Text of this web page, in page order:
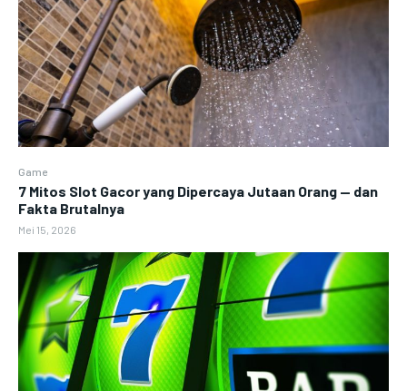
Game
7 Mitos Slot Gacor yang Dipercaya Jutaan Orang — dan
Fakta Brutalnya
Mei 15, 2026